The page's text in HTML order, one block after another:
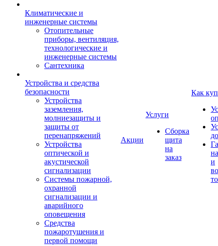
Климатические и
инженерные системы
Отопительные
приборы, вентиляция,
технологические и
инженерные системы
Сантехника
Устройства и средства
безопасности
Устройства
заземления,
молниезащиты и
защиты от
перенапряжений
Устройства
оптической и
акустической
сигнализации
Системы пожарной,
охранной
сигнализации и
аварийного
оповещения
Средства
пожаротушения и
первой помощи
Акции
Услуги
Сборка
щита
на
заказ
Как
и